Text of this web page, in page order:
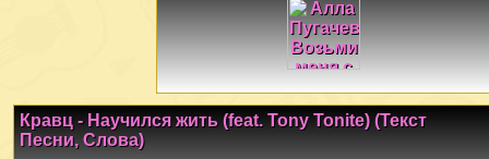
Кравц - Научился жить (feat. Tony Tonite) (Текст
Песни, Слова)